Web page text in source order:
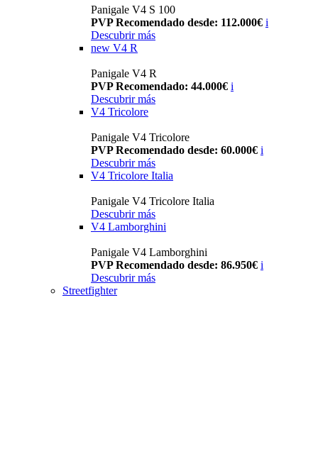
Panigale V4 S 100
PVP Recomendado desde: 112.000€ i
Descubrir más
new V4 R
Panigale V4 R
PVP Recomendado: 44.000€ i
Descubrir más
V4 Tricolore
Panigale V4 Tricolore
PVP Recomendado desde: 60.000€ i
Descubrir más
V4 Tricolore Italia
Panigale V4 Tricolore Italia
Descubrir más
V4 Lamborghini
Panigale V4 Lamborghini
PVP Recomendado desde: 86.950€ i
Descubrir más
Streetfighter